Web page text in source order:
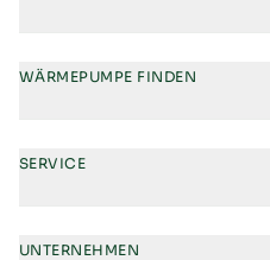
WÄRMEPUMPE FINDEN
SERVICE
UNTERNEHMEN